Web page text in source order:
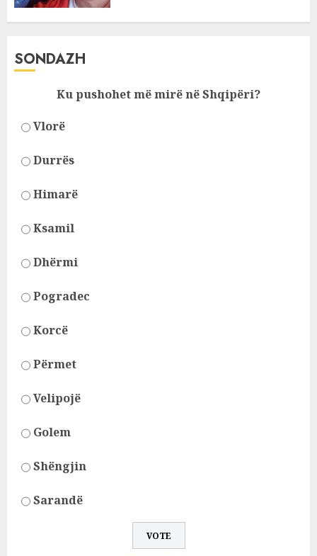
SONDAZH
Ku pushohet më mirë në Shqipëri?
Vlorë
Durrës
Himarë
Ksamil
Dhërmi
Pogradec
Korcë
Përmet
Velipojë
Golem
Shëngjin
Sarandë